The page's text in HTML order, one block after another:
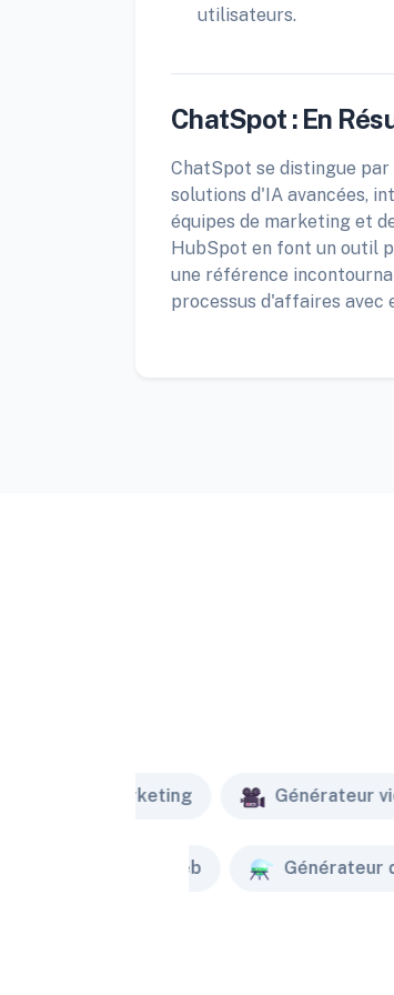
utilisateurs.
ChatSpot : En
ChatSpot se distingue
solutions d'IA avancées,
équipes de marketing et
HubSpot en font un outil
une référence
processus d'affaires avec
Marketing Générateur
Créateur de site web Générateur